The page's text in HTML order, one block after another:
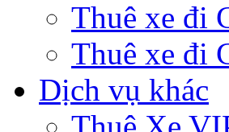
Thuê xe đi
Thuê xe đi
Dịch vụ khác